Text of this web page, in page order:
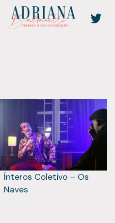
Ínteros Coletivo – Os
Naves